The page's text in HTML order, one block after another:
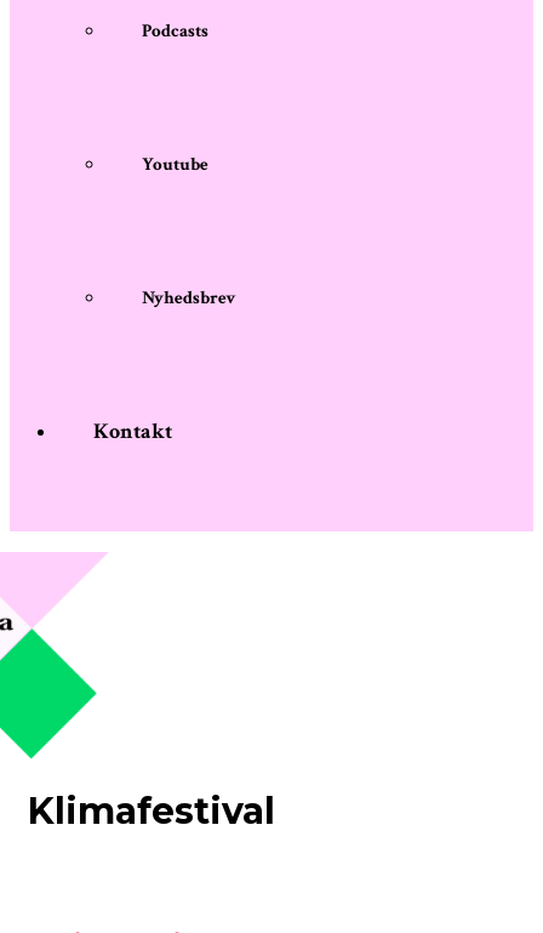
Podcasts
Youtube
Nyhedsbrev
Kontakt
Klimafestival